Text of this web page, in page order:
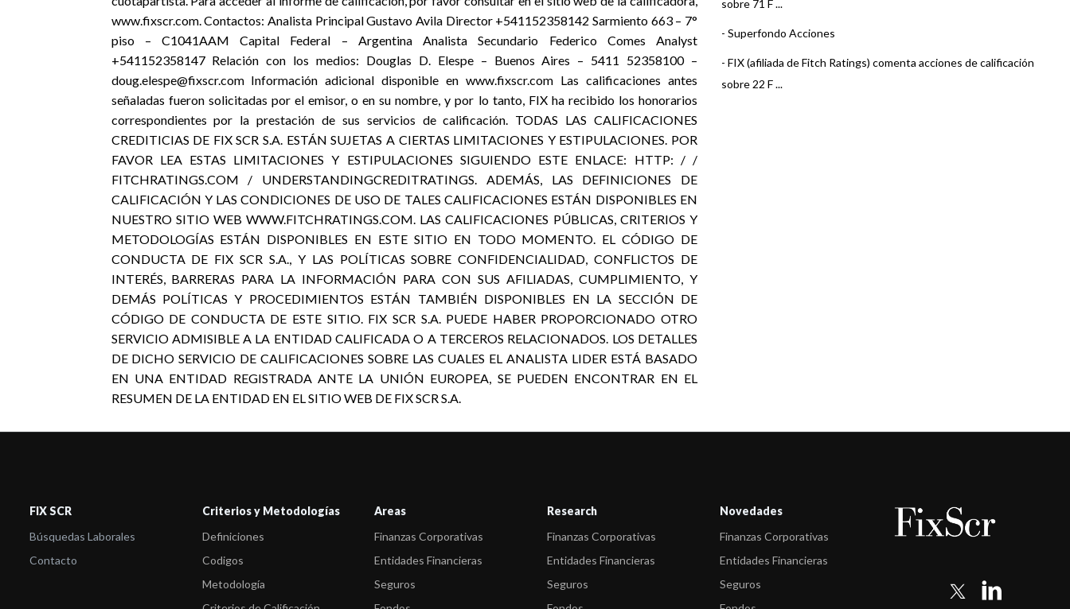
www.fixscr.com. Contactos: Analista Principal Gustavo Avila Director +541152358142 Sarmiento 663 – 7°
piso – C1041AAM Capital Federal – Argentina Analista Secundario Federico Comes Analyst
+541152358147 Relación con los medios: Douglas D. Elespe – Buenos Aires – 5411 52358100 –
doug.elespe@fixscr.com Información adicional disponible en www.fixscr.com Las calificaciones antes
señaladas fueron solicitadas por el emisor, o en su nombre, y por lo tanto, FIX ha recibido los honorarios
correspondientes por la prestación de sus servicios de calificación. TODAS LAS CALIFICACIONES
CREDITICIAS DE FIX SCR S.A. ESTÁN SUJETAS A CIERTAS LIMITACIONES Y ESTIPULACIONES. POR
FAVOR LEA ESTAS LIMITACIONES Y ESTIPULACIONES SIGUIENDO ESTE ENLACE: HTTP: / /
FITCHRATINGS.COM / UNDERSTANDINGCREDITRATINGS. ADEMÁS, LAS DEFINICIONES DE
CALIFICACIÓN Y LAS CONDICIONES DE USO DE TALES CALIFICACIONES ESTÁN DISPONIBLES EN
NUESTRO SITIO WEB WWW.FITCHRATINGS.COM. LAS CALIFICACIONES PÚBLICAS, CRITERIOS Y
METODOLOGÍAS ESTÁN DISPONIBLES EN ESTE SITIO EN TODO MOMENTO. EL CÓDIGO DE
CONDUCTA DE FIX SCR S.A., Y LAS POLÍTICAS SOBRE CONFIDENCIALIDAD, CONFLICTOS DE
INTERÉS, BARRERAS PARA LA INFORMACIÓN PARA CON SUS AFILIADAS, CUMPLIMIENTO, Y
DEMÁS POLÍTICAS Y PROCEDIMIENTOS ESTÁN TAMBIÉN DISPONIBLES EN LA SECCIÓN DE
CÓDIGO DE CONDUCTA DE ESTE SITIO. FIX SCR S.A. PUEDE HABER PROPORCIONADO OTRO
SERVICIO ADMISIBLE A LA ENTIDAD CALIFICADA O A TERCEROS RELACIONADOS. LOS DETALLES
DE DICHO SERVICIO DE CALIFICACIONES SOBRE LAS CUALES EL ANALISTA LIDER ESTÁ BASADO
EN UNA ENTIDAD REGISTRADA ANTE LA UNIÓN EUROPEA, SE PUEDEN ENCONTRAR EN EL
RESUMEN DE LA ENTIDAD EN EL SITIO WEB DE FIX SCR S.A.
sobre 71 F ...
- Superfondo Acciones
- FIX (afiliada de Fitch Ratings) comenta acciones de calificación
sobre 22 F ...
FIX (afiliada de Fitch) “afiliada de Fitch Ratings” confirma las
calificaci ...
calificaciones ...
FIX SCR
Búsquedas Laborales
Contacto
Criterios y Metodologías
Definiciones
Codigos
Metodología
Areas
Finanzas Corporativas
Entidades Financieras
Seguros
Research
Finanzas Corporativas
Entidades Financieras
Seguros
Novedades
Finanzas Corporativas
Entidades Financieras
Seguros